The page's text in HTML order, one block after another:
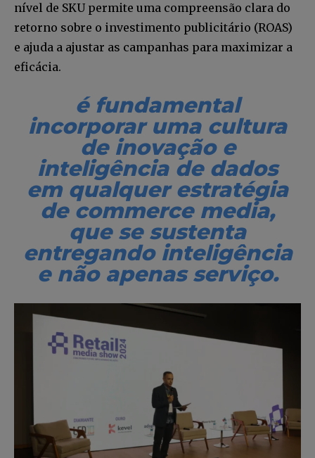
nível de SKU permite uma compreensão clara do
retorno sobre o investimento publicitário (ROAS)
e ajuda a ajustar as campanhas para maximizar a
eficácia.
é fundamental
incorporar uma cultura
de inovação e
inteligência de dados
em qualquer estratégia
de commerce media,
que se sustenta
entregando inteligência
e não apenas serviço.